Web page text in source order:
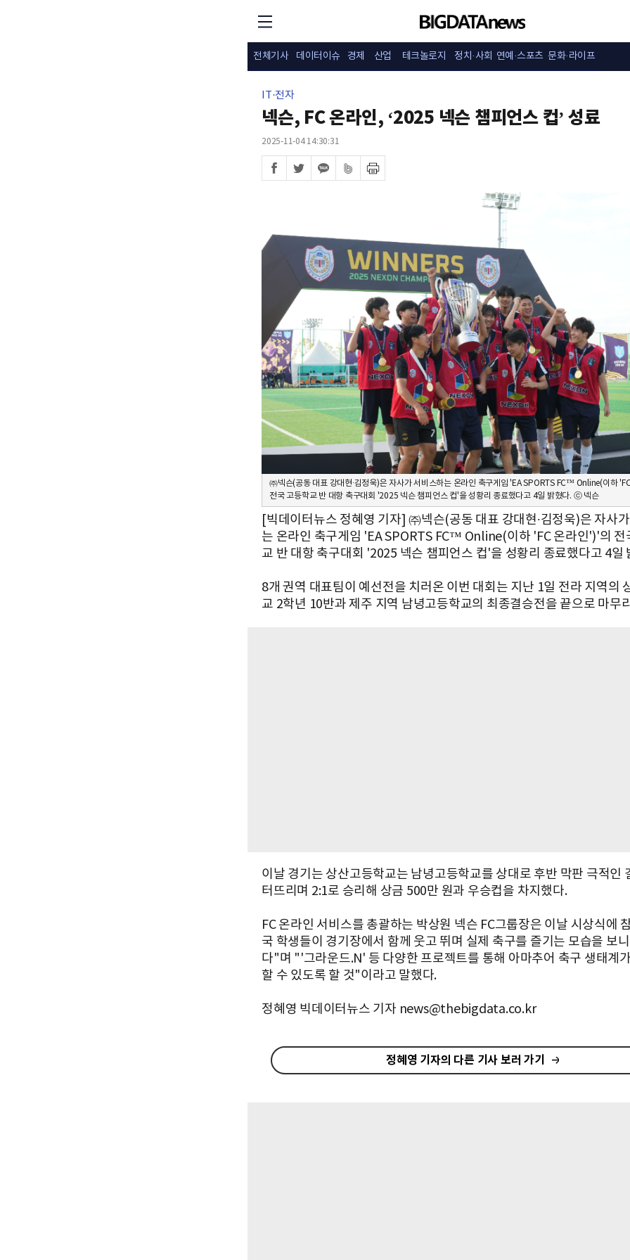
전체기사 데이터이슈 경제 산업 테크놀로지 정치·사회 연예·스포츠 문화·라이프
IT·전자
넥슨, FC 온라인, ‘2025 넥슨 챔피언스 컵’ 성료
2025-11-04 14:30:31
㈜넥슨(공동 대표 강대현∙김정욱)은 자사가 서비스하는 온라인 축구게임 'EA SPORTS FC™ Online(이하
전국 고등학교 반 대항 축구대회 '2025 넥슨 챔피언스 컵'을 성황리 종료했다고 4일 밝혔다. ⓒ 넥슨
[빅데이터뉴스 정혜영 기자] ㈜넥슨(공동 대표 강대현∙김정욱)은 자사
는 온라인 축구게임 'EA SPORTS FC™ Online(이하 'FC 온라인')'의 전
교 반 대항 축구대회 '2025 넥슨 챔피언스 컵'을 성황리 종료했다고 4일
8개 권역 대표팀이 예선전을 치러온 이번 대회는 지난 1일 전라 지역의
교 2학년 10반과 제주 지역 남녕고등학교의 최종결승전을 끝으로 마무
이날 경기는 상산고등학교는 남녕고등학교를 상대로 후반 막판 극적인
터뜨리며 2:1로 승리해 상금 500만 원과 우승컵을 차지했다.
FC 온라인 서비스를 총괄하는 박상원 넥슨 FC그룹장은 이날 시상식에
국 학생들이 경기장에서 함께 웃고 뛰며 실제 축구를 즐기는 모습을 보
다"며 "'그라운드.N' 등 다양한 프로젝트를 통해 아마추어 축구 생태계
할 수 있도록 할 것"이라고 말했다.
정혜영 빅데이터뉴스 기자 news@thebigdata.co.kr
정혜영 기자의 다른 기사 보러 가기